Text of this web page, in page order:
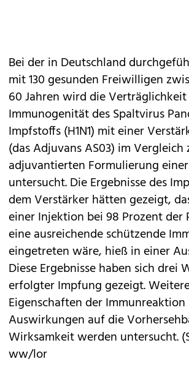
Bei der in Deutschland
mit 130 gesunden Freiwilligen
60 Jahren wird die
Immunogenität des Spaltvirus
Impfstoffs (H1N1) mit einer
(das Adjuvans AS03) im
adjuvantierten Formulierung
untersucht. Die Ergebnisse des
dem Verstärker hätten gezeigt,
einer Injektion bei 98 Prozent der
eine ausreichende schützende
eingetreten wäre, hieß in einer
Diese Ergebnisse haben sich drei
erfolgter Impfung gezeigt.
Eigenschaften der
Auswirkungen auf die
Wirksamkeit werden untersucht.
ww/lor